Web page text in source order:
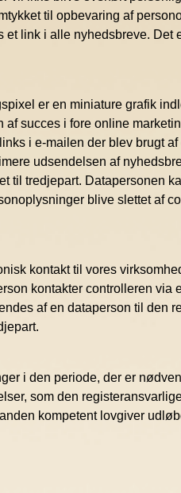
til opbevaring af
link i alle nyhedsbreve.
er en miniature grafik
succes i fore online
i e-mailen der blev brugt
udsendelsen af
til tredjepart. Datapersonen
blive slettet af
kontakt til vores
kontakter controlleren
af en dataperson til den
i den periode, der er
som den
kompetent lovgiver